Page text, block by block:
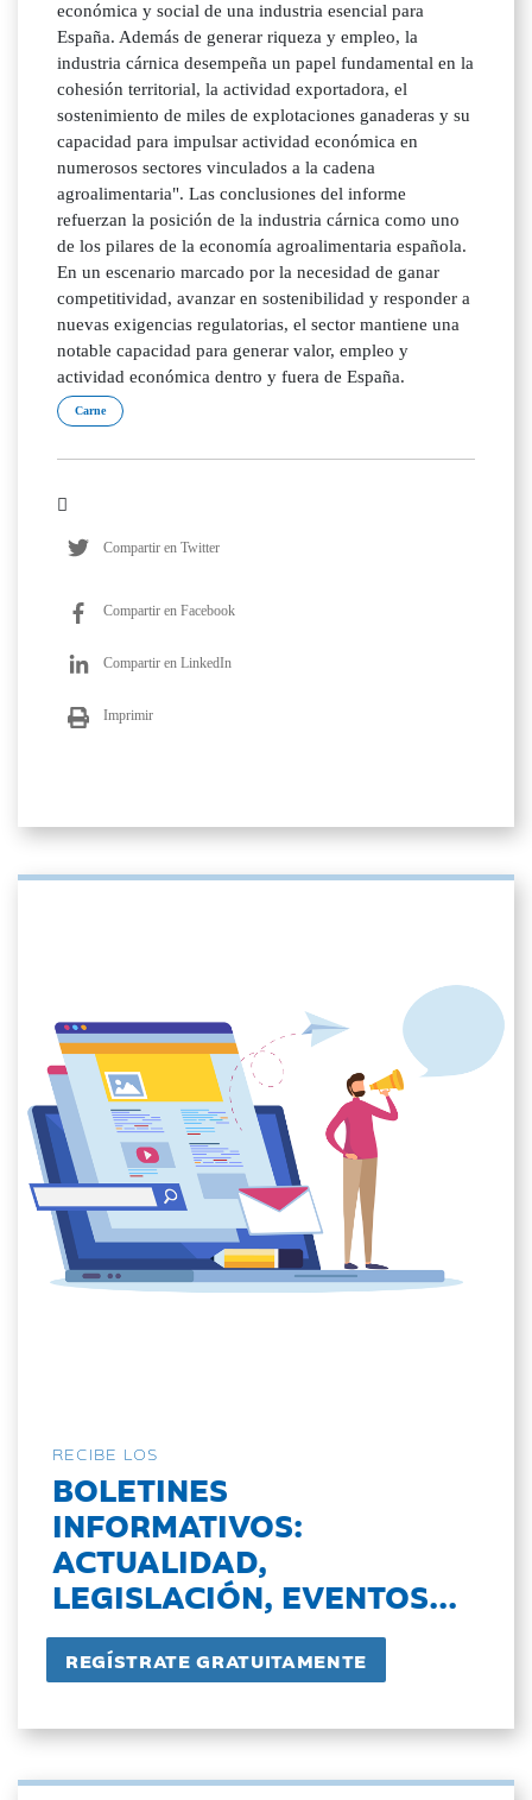
económica y social de una industria esencial para
España. Además de generar riqueza y empleo, la
industria cárnica desempeña un papel fundamental en la
cohesión territorial, la actividad exportadora, el
sostenimiento de miles de explotaciones ganaderas y su
capacidad para impulsar actividad económica en
numerosos sectores vinculados a la cadena
agroalimentaria". Las conclusiones del informe
refuerzan la posición de la industria cárnica como uno
de los pilares de la economía agroalimentaria española.
En un escenario marcado por la necesidad de ganar
competitividad, avanzar en sostenibilidad y responder a
nuevas exigencias regulatorias, el sector mantiene una
notable capacidad para generar valor, empleo y
actividad económica dentro y fuera de España.
Carne
Compartir en Twitter
Compartir en Facebook
Compartir en LinkedIn
Imprimir
RECIBE LOS
BOLETINES
INFORMATIVOS:
ACTUALIDAD,
LEGISLACIÓN, EVENTOS...